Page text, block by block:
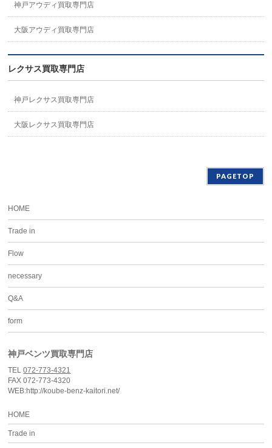
神戸アウディ買取専門店
大阪アウディ買取専門店
レクサス買取専門店
神戸レクサス買取専門店
大阪レクサス買取専門店
PAGETOP
HOME
Trade in
Flow
necessary
Q&A
form
神戸ベンツ買取専門店
TEL072-773-4321
FAX 072-773-4320
WEB:http://koube-benz-kaitori.net/
HOME
Trade in